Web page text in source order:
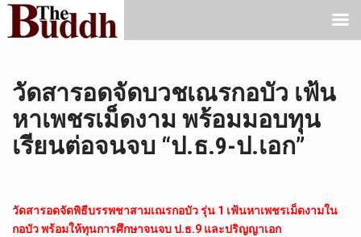
วัดสารอดจัดบวชเณรกอบัว เฟ้น
หาเพชรเม็ดงาม พร้อมมอบทุน
เรียนต่อจนจบ “ป.ธ.9-ป.เอก”
วัดสารอดจัดพิธีบรรพชาสามเณรกอบัว รุ่น 1 เฟ้นหาเพชรเม็ดงามใน
กอบัว พร้อมให้ทุนการศึกษาจนจบ ป.ธ.9 และปริญญาเอก